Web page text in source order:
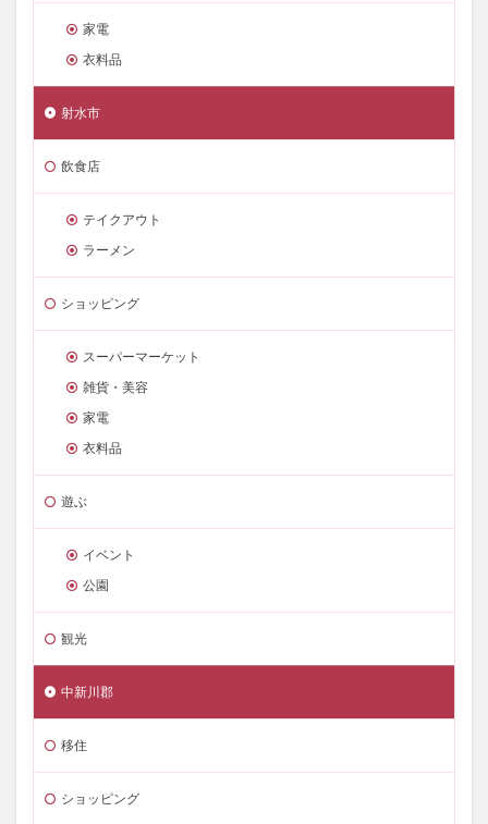
家電
衣料品
射水市
飲食店
テイクアウト
ラーメン
ショッピング
スーパーマーケット
雑貨・美容
家電
衣料品
遊ぶ
イベント
公園
観光
中新川郡
移住
ショッピング